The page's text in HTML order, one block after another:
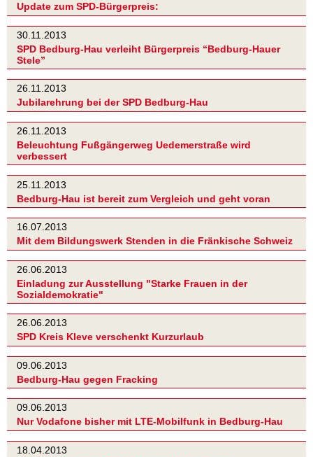
Update zum SPD-Bürgerpreis:
30.11.2013
SPD Bedburg-Hau verleiht Bürgerpreis “Bedburg-Hauer
Stele”
26.11.2013
Jubilarehrung bei der SPD Bedburg-Hau
26.11.2013
Beleuchtung Fußgängerweg Uedemerstraße wird
verbessert
25.11.2013
Bedburg-Hau ist bereit zum Vergleich und geht voran
16.07.2013
Mit dem Bildungswerk Stenden in die Fränkische Schweiz
26.06.2013
Einladung zur Ausstellung "Starke Frauen in der
Sozialdemokratie"
26.06.2013
SPD Kreis Kleve verschenkt Kurzurlaub
09.06.2013
Bedburg-Hau gegen Fracking
09.06.2013
Nur Vodafone bisher mit LTE-Mobilfunk in Bedburg-Hau
18.04.2013